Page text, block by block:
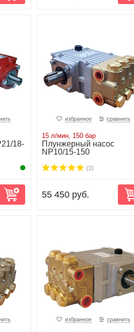
18-
избранное сравнить
15 л/мин, 150 бар
Плунжерный насос
NP10/15-150
(3)
55 450 руб.
избранное сравнить